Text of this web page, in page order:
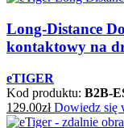
Long-Distance
kontaktowy na
eTIGER
Kod produktu: B2B-
129.00zł Dowiedz się